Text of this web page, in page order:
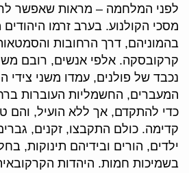
לפני המלחמה – מראות שאפשר
מסכי הקולנוע. בערב זרמו
בהמוניהם, דרך הרחובות והסמטאות
קרקובסקה. אלפי אנשים, רובם
נכבד של פולנים, עמדו משני צידי
המעברים, החשמליות העוברות
כדי להתקדם, אך ללא הועיל, והם
קדימה. כולם התקבצו, זקנים,
ילדים, הורים ובידיהם תינוקות,
בשמיכות חמות. היהדות